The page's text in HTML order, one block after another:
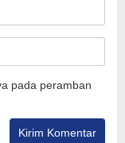
pada peramban